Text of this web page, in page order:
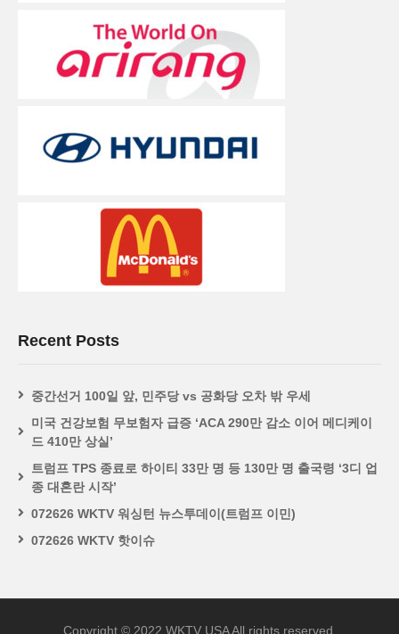
Recent Posts
중간선거 100일 앞, 민주당 vs 공화당 오차 밖 우세
미국 건강보험 무보험자 급증 ‘ACA 290만 감소 이어 메디케이
드 410만 상실’
트럼프 TPS 종료로 하이티 33만 명 등 130만 명 출국령 ‘3디 업
종 대혼란 시작’
072626 WKTV 워싱턴 뉴스투데이(트럼프 이민)
072626 WKTV 핫이슈
Copyright © 2022 WKTV USA All rights reserved.